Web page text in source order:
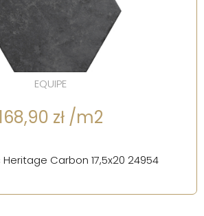
EQUIPE
zł /m2
Carbon 17,5x20 24954